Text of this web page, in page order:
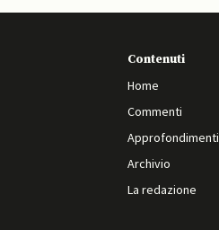
Contenuti
Home
Commenti
Approfondimenti
Archivio
La redazione